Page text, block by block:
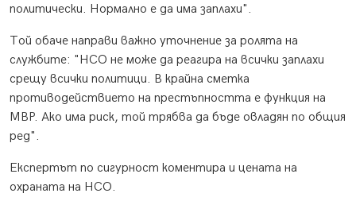
политически. Нормално е да има заплахи".
Той обаче направи важно уточнение за ролята на
службите: "НСО не може да реагира на всички заплахи
срещу всички политици. В крайна сметка
противодействието на престъпността е функция на
МВР. Ако има риск, той трябва да бъде овладян по общия
ред".
Експертът по сигурност коментира и цената на
охраната на НСО.